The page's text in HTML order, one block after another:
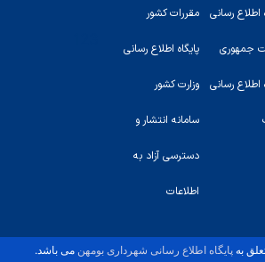
اطلاع رسانی
جمهوری
اطلاع رسانی
مقررات کشور
پایگاه اطلاع رسانی
وزارت کشور
سامانه انتشار و
دسترسی آزاد به
اطلاعات
به پایگاه اطلاع رسانی شهرداری بومهن می باشد.